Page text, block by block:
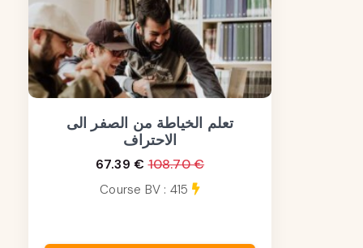
تعلم الخياطة من الصفر الى
الاحتراف
67.39 € 108.70 €
Course BV : 415